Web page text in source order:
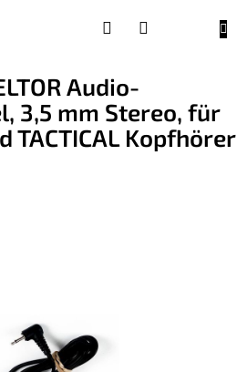
Audio-
3,5 mm Stereo, für
TACTICAL Kopfhörer